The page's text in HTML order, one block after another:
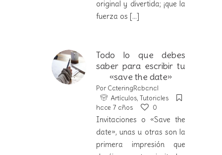
original y divertida; ¡que la
fuerza os [...]
Todo lo que debes
saber para escribir tu
«save the date»
Por CateringRabanal
Artículos, Tutoriales
hace 7 años
0
Invitaciones o «Save the
date», unas u otras son la
primera impresión que